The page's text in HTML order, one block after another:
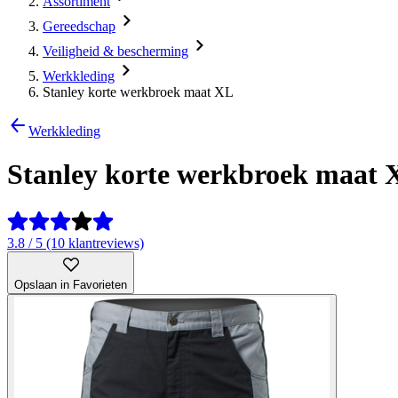
Gereedschap
Veiligheid & bescherming
Werkkleding
Stanley korte werkbroek maat XL
Werkkleding
Stanley korte werkbroek maat
3.8 / 5 (10 klantreviews)
Opslaan in Favorieten